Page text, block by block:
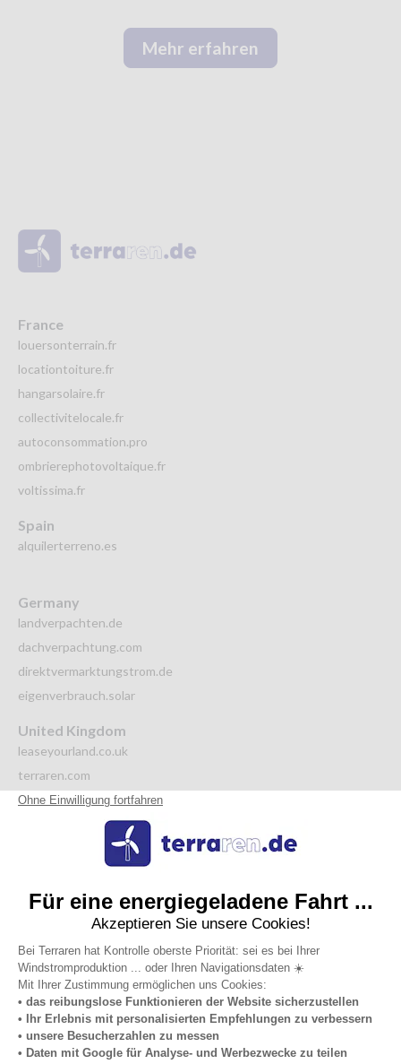
Mehr erfahren
France
louersonterrain.fr
locationtoiture.fr
hangarsolaire.fr
collectivitelocale.fr
autoconsommation.pro
ombrierephotovoltaique.fr
voltissima.fr
Spain
alquilerterreno.es
Germany
landverpachten.de
dachverpachtung.com
direktvermarktungstrom.de
eigenverbrauch.solar
United Kingdom
leaseyourland.co.uk
terraren.com
autoproduzione.solar
affittoterreno.solar
grondverpachten.nl
DatenschutzrichtlinieAllgemeine
ImpressumÜber